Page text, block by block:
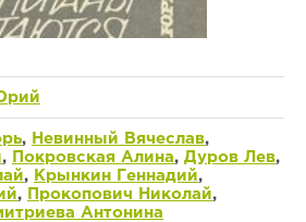
, Невинный Вячеслав,
, Покровская Алина, Дуров Лев,
, Крынкин Геннадий,
, Прокопович Николай,
Антонина